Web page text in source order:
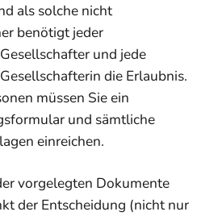
als solche nicht
benötigt jeder
und jede
die Erlaubnis.
müssen Sie ein
und sämtliche
einreichen.
vorgelegten Dokumente
der Entscheidung (nicht nur